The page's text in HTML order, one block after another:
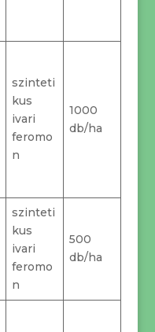
szinteti
kus
ivari
feromo
n
1000
db/ha
szinteti
kus
ivari
feromo
n
500
db/ha